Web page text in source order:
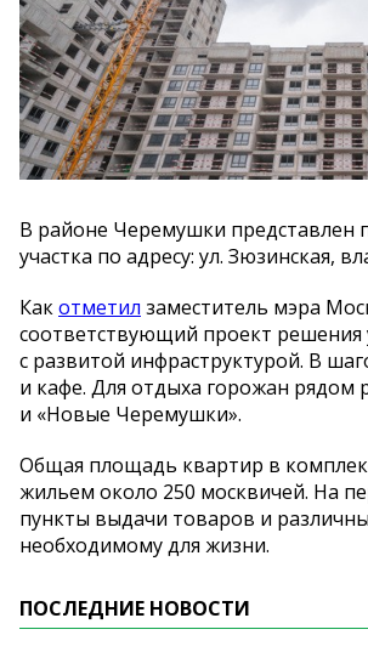
В районе Черемушки представлен
участка по адресу: ул. Зюзинская,
Какотметил заместитель мэра
соответствующий проект
с развитой инфраструктурой. В
и кафе. Для отдыха горожан рядом
и «Новые Черемушки».
Общая площадь квартир в
жильем около 250 москвичей. На
пункты выдачи товаров и
необходимому для жизни.
ПОСЛЕДНИЕ НОВОСТИ